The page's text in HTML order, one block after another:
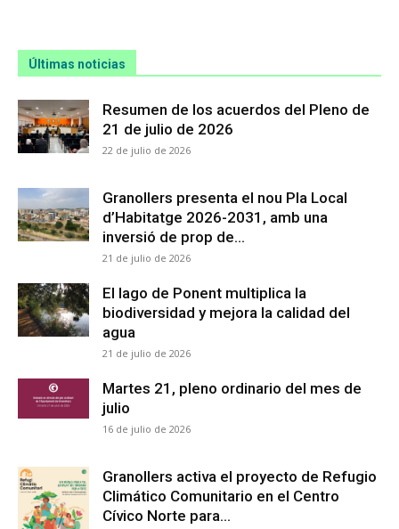
Últimas noticias
Resumen de los acuerdos del Pleno de
21 de julio de 2026
22 de julio de 2026
Granollers presenta el nou Pla Local
d’Habitatge 2026-2031, amb una
inversió de prop de...
21 de julio de 2026
El lago de Ponent multiplica la
biodiversidad y mejora la calidad del
agua
21 de julio de 2026
Martes 21, pleno ordinario del mes de
julio
16 de julio de 2026
Granollers activa el proyecto de Refugio
Climático Comunitario en el Centro
Cívico Norte para...